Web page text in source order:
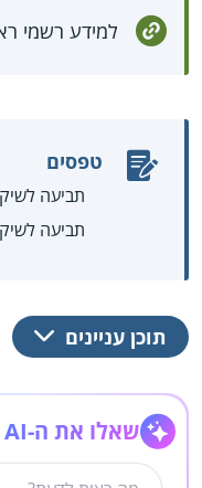
למידע רשמי
טפסים
תביעה
תביעה
תוכן עניינים
שאלו את ה-AI שלנו